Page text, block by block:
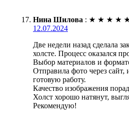
Нина Шилова : ★ ★ ★ ★
12.07.2024
Две недели назад сделала
холсте. Процесс оказался
Выбор материалов и
Отправила фото через сайт,
готовую работу.
Качество изображения
Холст хорошо натянут,
Рекомендую!